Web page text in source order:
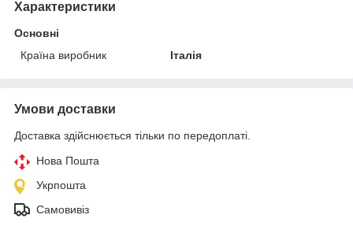
Характеристики
Основні
Країна виробник
Італія
Умови доставки
Доставка здійснюється тільки по передоплаті.
Нова Пошта
Укрпошта
Самовивіз